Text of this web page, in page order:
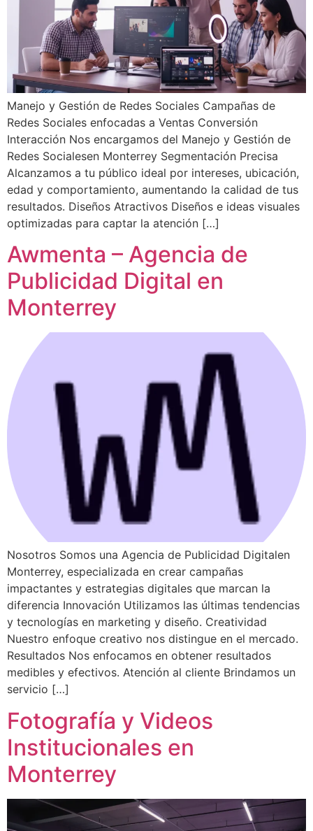
Manejo y Gestión de Redes Sociales Campañas de
Redes Sociales enfocadas a Ventas Conversión
Interacción Nos encargamos del Manejo y Gestión de
Redes Socialesen Monterrey Segmentación Precisa
Alcanzamos a tu público ideal por intereses, ubicación,
edad y comportamiento, aumentando la calidad de tus
resultados. Diseños Atractivos Diseños e ideas visuales
optimizadas para captar la atención […]
Awmenta – Agencia de
Publicidad Digital en
Monterrey
Nosotros Somos una Agencia de Publicidad Digitalen
Monterrey, especializada en crear campañas
impactantes y estrategias digitales que marcan la
diferencia Innovación Utilizamos las últimas tendencias
y tecnologías en marketing y diseño. Creatividad
Nuestro enfoque creativo nos distingue en el mercado.
Resultados Nos enfocamos en obtener resultados
medibles y efectivos. Atención al cliente Brindamos un
servicio […]
Fotografía y Videos
Institucionales en
Monterrey